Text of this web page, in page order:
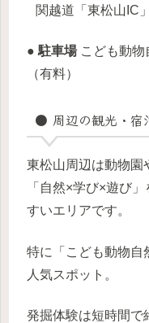
関越道「東松山IC
● 駐車場こども動物
（有料）
● 周辺の観光・宿
東松山周辺は動物園
「自然×学び×遊び
すいエリアです。
特に「こども動物自
人気スポット。
発掘体験は短時間で